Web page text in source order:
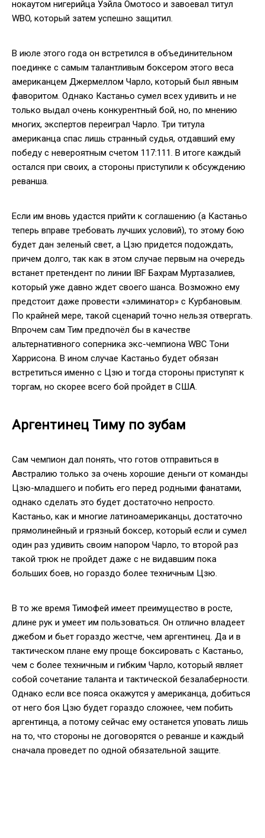
нокаутом нигерийца Уэйла Омотосо и завоевал титул
WBO, который затем успешно защитил.
В июле этого года он встретился в объединительном
поединке с самым талантливым боксером этого веса
американцем Джермеллом Чарло, который был явным
фаворитом. Однако Кастаньо сумел всех удивить и не
только выдал очень конкурентный бой, но, по мнению
многих, экспертов переиграл Чарло. Три титула
американца спас лишь странный судья, отдавший ему
победу с невероятным счетом 117:111. В итоге каждый
остался при своих, а стороны приступили к обсуждению
реванша.
Если им вновь удастся прийти к соглашению (а Кастаньо
теперь вправе требовать лучших условий), то этому бою
будет дан зеленый свет, а Цзю придется подождать,
причем долго, так как в этом случае первым на очередь
встанет претендент по линии IBF Бахрам Муртазалиев,
который уже давно ждет своего шанса. Возможно ему
предстоит даже провести «элиминатор» с Курбановым.
По крайней мере, такой сценарий точно нельзя отвергать.
Впрочем сам Тим предпочёл бы в качестве
альтернативного соперника экс-чемпиона WBC Тони
Харрисона. В ином случае Кастаньо будет обязан
встретиться именно с Цзю и тогда стороны приступят к
торгам, но скорее всего бой пройдет в США.
Аргентинец Тиму по зубам
Сам чемпион дал понять, что готов отправиться в
Австралию только за очень хорошие деньги от команды
Цзю-младшего и побить его перед родными фанатами,
однако сделать это будет достаточно непросто.
Кастаньо, как и многие латиноамериканцы, достаточно
прямолинейный и грязный боксер, который если и сумел
один раз удивить своим напором Чарло, то второй раз
такой трюк не пройдет даже с не видавшим пока
больших боев, но гораздо более техничным Цзю.
В то же время Тимофей имеет преимущество в росте,
длине рук и умеет им пользоваться. Он отлично владеет
джебом и бьет гораздо жестче, чем аргентинец. Да и в
тактическом плане ему проще боксировать с Кастаньо,
чем с более техничным и гибким Чарло, который являет
собой сочетание таланта и тактической безалаберности.
Однако если все пояса окажутся у американца, добиться
от него боя Цзю будет гораздо сложнее, чем побить
аргентинца, а потому сейчас ему останется уповать лишь
на то, что стороны не договорятся о реванше и каждый
сначала проведет по одной обязательной защите.